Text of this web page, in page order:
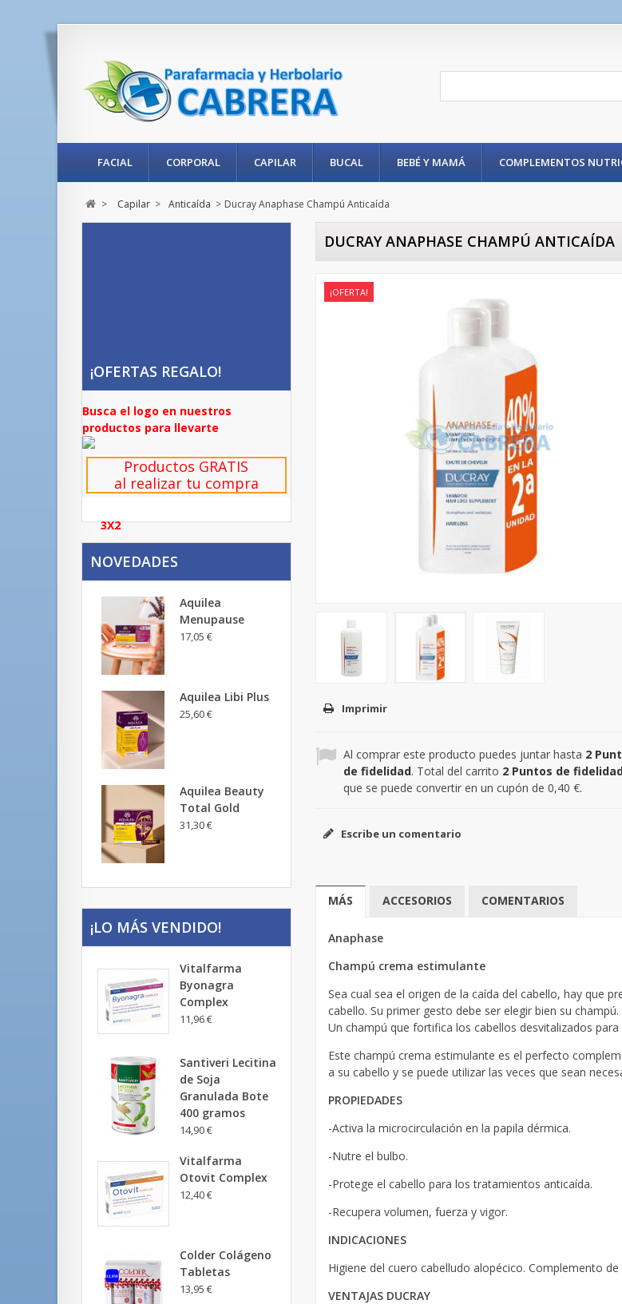
FACIAL CORPORAL CAPILAR BUCAL BEBÉ Y MAMÁ COMPLEMENTOS
> Capilar > Anticaída > Ducray Anaphase Champú Anticaída
¡OFERTAS REGALO!
Busca el logo en nuestros
productos para llevarte
Productos GRATIS
al realizar tu compra
3X2
NOVEDADES
Aquilea
Menupause
17,05 €
Aquilea Libi Plus
25,60 €
Aquilea Beauty
Total Gold
31,30 €
¡LO MÁS VENDIDO!
Vitalfarma
Byonagra
Complex
11,96 €
Santiveri Lecitina
de Soja
Granulada Bote
400 gramos
14,90 €
Vitalfarma
Otovit Complex
12,40 €
Colder Colágeno
Tabletas
13,95 €
DUCRAY ANAPHASE CHAMPÚ ANTICAÍDA
¡OFERTA!
Imprimir
Al comprar este producto puedes juntar hasta 2
de fidelidad. Total del carrito 2Puntos de
que se puede convertir en un cupón de 0,40 €.
Escribe un comentario
MÁS ACCESORIOS COMENTARIOS
Anaphase
Champú crema estimulante
Sea cual sea el origen de la caída del cabello, hay que
cabello. Su primer gesto debe ser elegir bien su champú.
Un champú que fortifica los cabellos desvitalizados
Este champú crema estimulante es el perfecto
a su cabello y se puede utilizar las veces que sean
PROPIEDADES
-Activa la microcirculación en la papila dérmica.
-Nutre el bulbo.
-Protege el cabello para los tratamientos anticaída.
-Recupera volumen, fuerza y vigor.
INDICACIONES
Higiene del cuero cabelludo alopécico. Complemento
VENTAJAS DUCRAY